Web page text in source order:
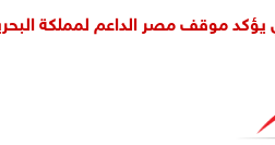
الداعم لمملكة البحرين لحماية